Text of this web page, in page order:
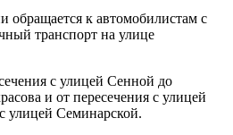
обращается к автомобилистам с
транспорт на улице
с улицей Сенной до
и от пересечения с улицей
улицей Семинарской.